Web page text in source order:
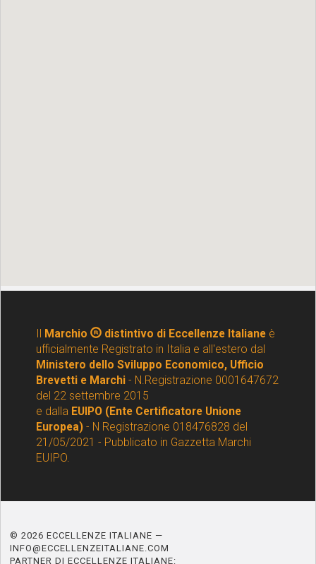
Marchio distintivo di Eccellenze Italianeè
ufficialmente Registrato in Italia e all'estero dal
Ministero dello Sviluppo Economico, Ufficio
Brevetti e Marchi - N.Registrazione 0001647672
del 22 settembre 2015
e dalla EUIPO (Ente Certificatore Unione
Europea) - N Registrazione 018476828 del
21/05/2021 - Pubblicato in Gazzetta Marchi
EUIPO.
© 2026 ECCELLENZE ITALIANE —
INFO@ECCELLENZEITALIANE.COM
PARTNER DI ECCELLENZE ITALIANE: